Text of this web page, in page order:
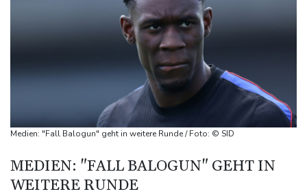
Lionel Messi trauert um Vater und langjährigen Manager Jorge
DAK-Analyse: ADHS-Neudiagnosen bei Kindern deutlich
Sohn: Krebs von Ex-Präsident Biden hat sich ausgebreitet und
Iran stellt harte Bedingungen für Öffnung der Straße von
Hormus
WTA: Sabalenka scheitert überraschend in Toronto
Zwei Bombenanschläge in Kolumbien an erstem Tag im Amt des
Medien: "Fall Balogun" geht in weitere Runde / Foto: © SID
MEDIEN: "FALL BALOGUN" GEHT IN
WEITERE RUNDE